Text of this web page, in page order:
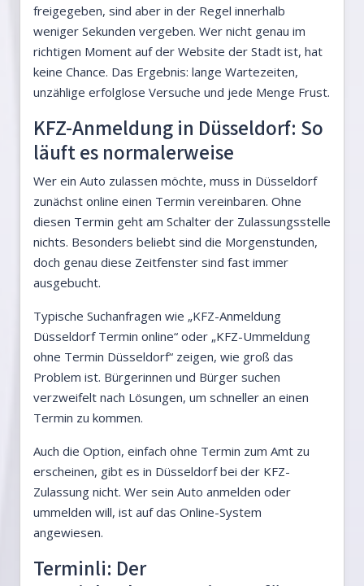
freigegeben, sind aber in der Regel innerhalb
weniger Sekunden vergeben. Wer nicht genau im
richtigen Moment auf der Website der Stadt ist, hat
keine Chance. Das Ergebnis: lange Wartezeiten,
unzählige erfolglose Versuche und jede Menge Frust.
KFZ-Anmeldung in Düsseldorf: So
läuft es normalerweise
Wer ein Auto zulassen möchte, muss in Düsseldorf
zunächst online einen Termin vereinbaren. Ohne
diesen Termin geht am Schalter der Zulassungsstelle
nichts. Besonders beliebt sind die Morgenstunden,
doch genau diese Zeitfenster sind fast immer
ausgebucht.
Typische Suchanfragen wie „KFZ-Anmeldung
Düsseldorf Termin online“ oder „KFZ-Ummeldung
ohne Termin Düsseldorf“ zeigen, wie groß das
Problem ist. Bürgerinnen und Bürger suchen
verzweifelt nach Lösungen, um schneller an einen
Termin zu kommen.
Auch die Option, einfach ohne Termin zum Amt zu
erscheinen, gibt es in Düsseldorf bei der KFZ-
Zulassung nicht. Wer sein Auto anmelden oder
ummelden will, ist auf das Online-System
angewiesen.
Terminli: Der